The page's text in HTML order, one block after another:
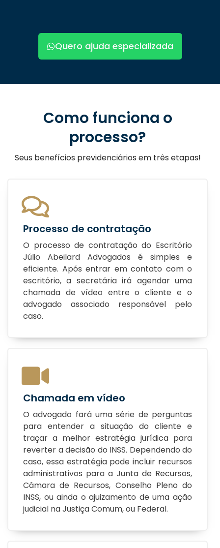
Quero ajuda especializada
Como funciona o
processo?
Seus benefícios previdenciários em três etapas!
Processo de contratação
O processo de contratação do Escritório
Júlio Abeilard Advogados é simples e
eficiente. Após entrar em contato com o
escritório, a secretária irá agendar uma
chamada de vídeo entre o cliente e o
advogado associado responsável pelo
caso.
Chamada em vídeo
O advogado fará uma série de perguntas
para entender a situação do cliente e
traçar a melhor estratégia jurídica para
reverter a decisão do INSS. Dependendo do
caso, essa estratégia pode incluir recursos
administrativos para a Junta de Recursos,
Câmara de Recursos, Conselho Pleno do
INSS, ou ainda o ajuizamento de uma ação
judicial na Justiça Comum, ou Federal.